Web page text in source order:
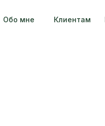
Обо мне Клиентам